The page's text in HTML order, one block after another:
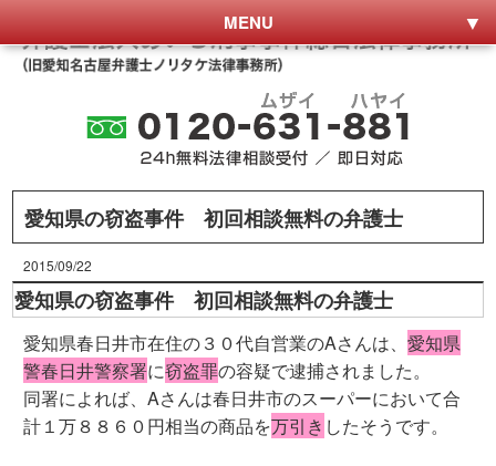
MENU
愛知県の窃盗事件 初回相談無料の弁護士
2015/09/22
愛知県の窃盗事件 初回相談無料の弁護士
愛知県春日井市在住の３０代自営業のAさんは、愛知県
警春日井警察署に窃盗罪の容疑で逮捕されました。
同署によれば、Aさんは春日井市のスーパーにおいて合
計１万８８６０円相当の商品を万引き したそうです。